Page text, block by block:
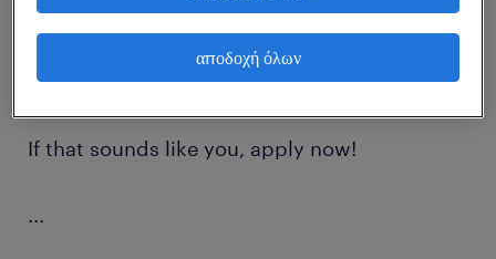
A global energy and industrial innovation
company, is looking for a Technical Buyer to
join their team.
If that sounds like you, apply now!
...
αποδοχή όλων